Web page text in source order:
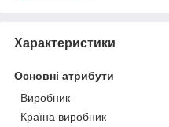
Характеристики
Основні атрибути
Виробник
Країна виробник